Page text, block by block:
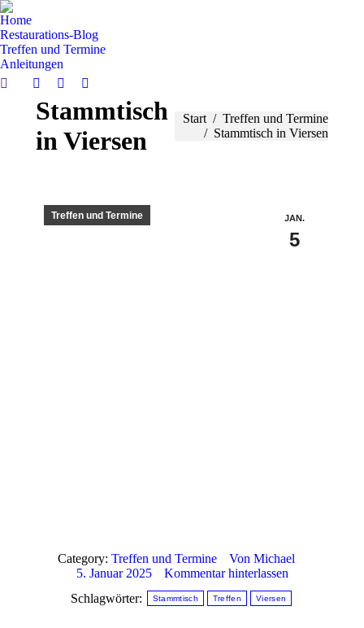
Home
Restaurations-Blog
Treffen und Termine
Anleitungen
Search:
Facebook
page
opens
in
YouTube
page
opens
in
Instagram
page
opens
in
Stammtisch
in Viersen
Sie befinden sich hier:
Start
Treffen und Termine
Stammtisch in Viersen
JAN.
5
Treffen und Termine
Category: Treffen und Termine Von Michael
5. Januar 2025
Kommentar hinterlassen
Schlagwörter:
Stammtisch Treffen Viersen